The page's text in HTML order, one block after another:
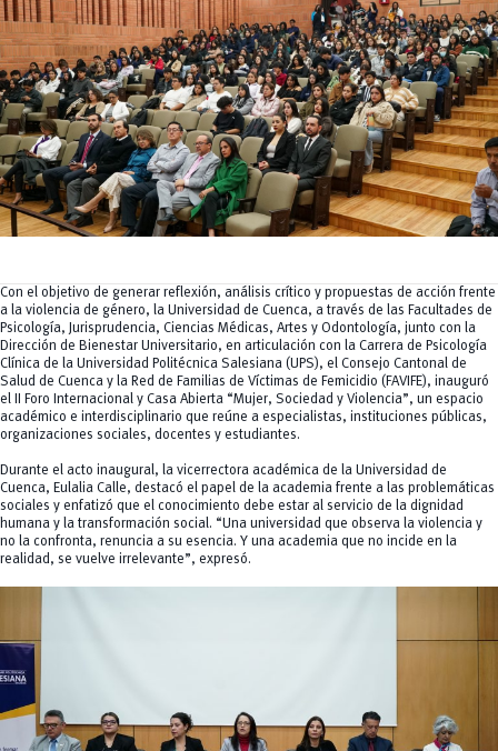
y Agropecuarias
MOVERU
Posgrados
Radio Universitaria
Salud
Sostenibilidad
Vinculación
Con el objetivo de generar reflexión, análisis crítico y propuestas de acción frente
a la violencia de género, la Universidad de Cuenca, a través de las Facultades de
Psicología, Jurisprudencia, Ciencias Médicas, Artes y Odontología, junto con la
Dirección de Bienestar Universitario, en articulación con la Carrera de Psicología
Clínica de la Universidad Politécnica Salesiana (UPS), el Consejo Cantonal de
Salud de Cuenca y la Red de Familias de Víctimas de Femicidio (FAVIFE), inauguró
el II Foro Internacional y Casa Abierta “Mujer, Sociedad y Violencia”, un espacio
académico e interdisciplinario que reúne a especialistas, instituciones públicas,
organizaciones sociales, docentes y estudiantes.
Durante el acto inaugural, la vicerrectora académica de la Universidad de
Cuenca, Eulalia Calle, destacó el papel de la academia frente a las problemáticas
sociales y enfatizó que el conocimiento debe estar al servicio de la dignidad
humana y la transformación social. “Una universidad que observa la violencia y
no la confronta, renuncia a su esencia. Y una academia que no incide en la
realidad, se vuelve irrelevante”, expresó.